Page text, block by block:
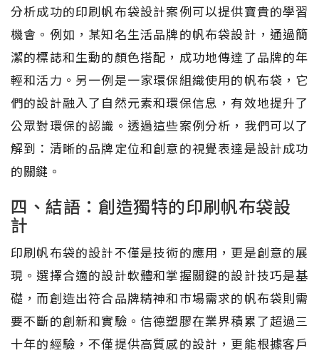
分析成功的印刷帆布袋設計案例可以提供寶貴的學習
機會。例如，某知名生活品牌的帆布袋設計，通過簡
潔的標誌和生動的顏色搭配，成功地傳達了品牌的年
輕和活力。另一例是一家環保組織使用的帆布袋，它
們的設計融入了自然元素和環保信息，有效地提升了
公眾對環保的認識。透過這些案例分析，我們可以了
解到：清晰的品牌定位和創意的視覺表達是設計成功
的關鍵。
四、結語：創造獨特的印刷帆布袋設
計
印刷帆布袋的設計不僅是技術的應用，更是創意的展
現。選擇合適的設計軟體和掌握關鍵的設計技巧是基
礎，而創造出符合品牌精神和市場需求的帆布袋則需
要不斷的創新和實驗。信德塑膠在業界積累了超過三
十年的經驗，不僅提供高質感的設計，更能根據客戶